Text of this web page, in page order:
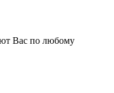
Вас по любому